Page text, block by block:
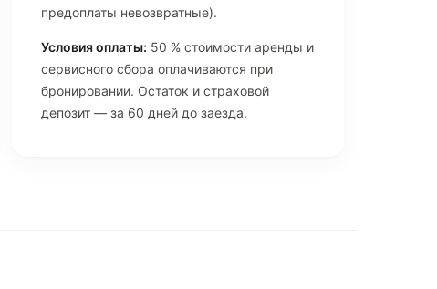
предоплаты невозвратные).
Условия оплаты: 50 % стоимости аренды и
сервисного сбора оплачиваются при
бронировании. Остаток и страховой
депозит — за 60 дней до заезда.